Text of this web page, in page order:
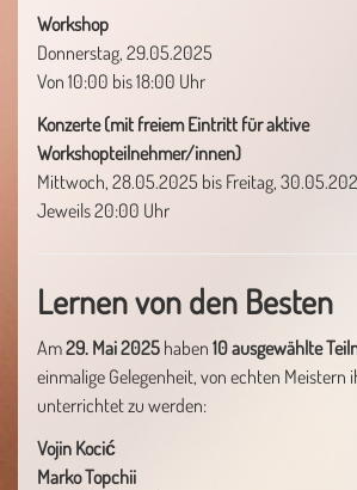
Workshop
Donnerstag, 29.05.2025
Von 10:00 bis 18:00 Uhr
Konzerte (mit freiem Eintritt für aktive
Workshopteilnehmer/innen)
Mittwoch, 28.05.2025 bis Freitag,
Jeweils 20:00 Uhr
Lernen von den Besten
Am29. Mai 2025 haben 10 ausgewählte
einmalige Gelegenheit, von echten Meistern
unterrichtet zu werden:
Vojin Kocić
Marko Topchii